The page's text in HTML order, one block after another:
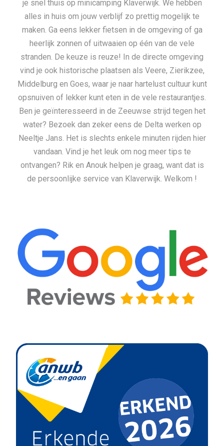
je snel thuis op minicamping Klaverwijk. We hebben
alles in huis om jouw verblijf zo prettig mogelijk te
maken. Ga eens lekker fietsen in de omgeving of ga
heerlijk zonnen of uitwaaien op één van de vele
stranden. De keuze is reuze! In de directe omgeving
vind je ook historische plaatsen als Veere, Zierikzee,
Middelburg en Goes, waar je naar hartelust cultuur kunt
opsnuiven of lekker kunt eten in de vele restaurantjes.
Ben je geïnteresseerd in de Zeeuwse strijd tegen het
water? Bezoek dan zeker eens de Delta werken op
Neeltje Jans. Het is slechts enkele minuten rijden hier
vandaan. Vind je het leuk om nog meer tips te
ontvangen? Rik en Anouk helpen je graag, want dat is
de persoonlijke service van Klaverwijk. Welkom !